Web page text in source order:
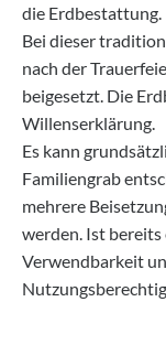
die Erdbestattung.
Bei dieser
nach der
beigesetzt. Die
Willenserklärung.
Es kann
Familiengrab
mehrere
werden. Ist
Verwendbarkeit